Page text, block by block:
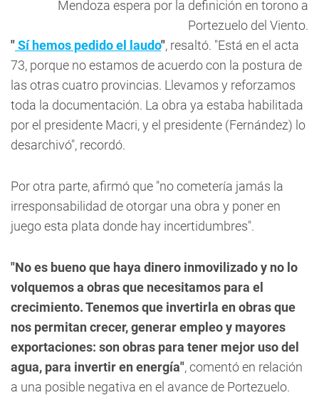
Mendoza espera por la definición en torono a
Portezuelo del Viento.
"Sí hemos pedido el laudo", resaltó. "Está en el acta
73, porque no estamos de acuerdo con la postura de
las otras cuatro provincias. Llevamos y reforzamos
toda la documentación. La obra ya estaba habilitada
por el presidente Macri, y el presidente (Fernández) lo
desarchivó", recordó.
Por otra parte, afirmó que "no cometería jamás la
irresponsabilidad de otorgar una obra y poner en
juego esta plata donde hay incertidumbres".
"No es bueno que haya dinero inmovilizado y no lo
volquemos a obras que necesitamos para el
crecimiento. Tenemos que invertirla en obras que
nos permitan crecer, generar empleo y mayores
exportaciones: son obras para tener mejor uso del
agua, para invertir en energía", comentó en relación
a una posible negativa en el avance de Portezuelo.